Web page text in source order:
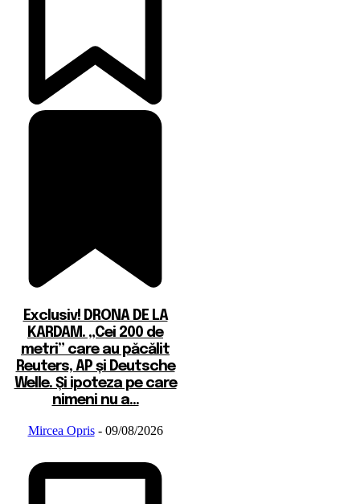
Exclusiv! DRONA DE LA
KARDAM. „Cei 200 de
metri” care au păcălit
Reuters, AP și Deutsche
Welle. Și ipoteza pe care
nimeni nu a...
Mircea Opris - 09/08/2026